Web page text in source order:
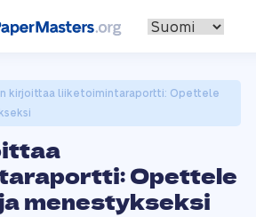
kirjoittaa liiketoimintaraportti: Opettele
Opettele
menestykseksi